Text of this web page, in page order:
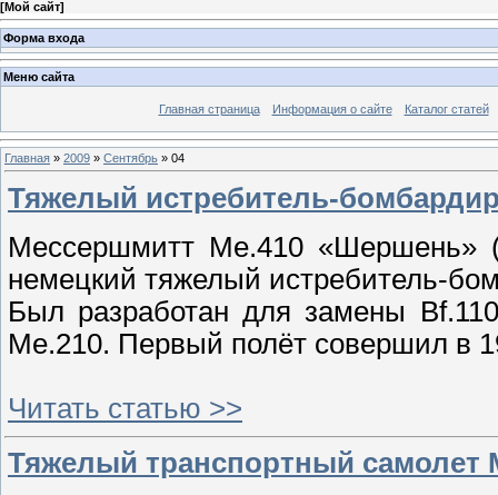
[Мой сайт]
Форма входа
Меню сайта
Главная страница Информация о сайте Каталог статей
Главная » 2009 » Сентябрь » 04
Тяжелый истребитель-
Мессершмитт Me.410 «Шершень»
немецкий тяжелый истребитель-
Был разработан для замены
Ме.210. Первый полёт совершил в
Читать статью >>
Тяжелый транспортный самолет